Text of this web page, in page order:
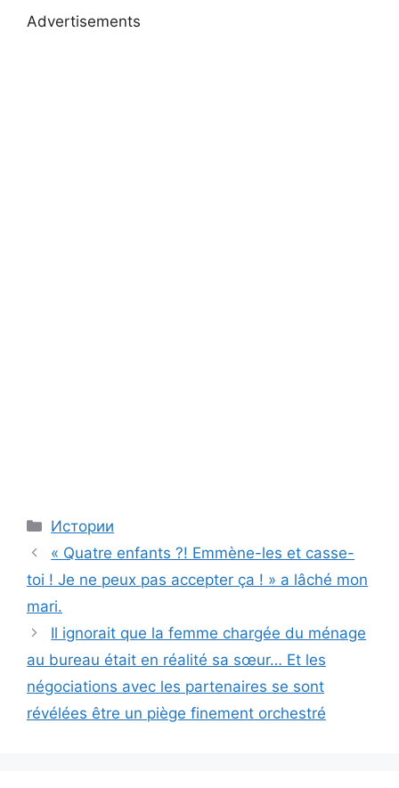
Advertisements
Categories
Истории
« Quatre enfants ?! Emmène-les et casse-
toi ! Je ne peux pas accepter ça ! » a lâché mon
mari.
Il ignorait que la femme chargée du ménage
au bureau était en réalité sa sœur… Et les
négociations avec les partenaires se sont
révélées être un piège finement orchestré